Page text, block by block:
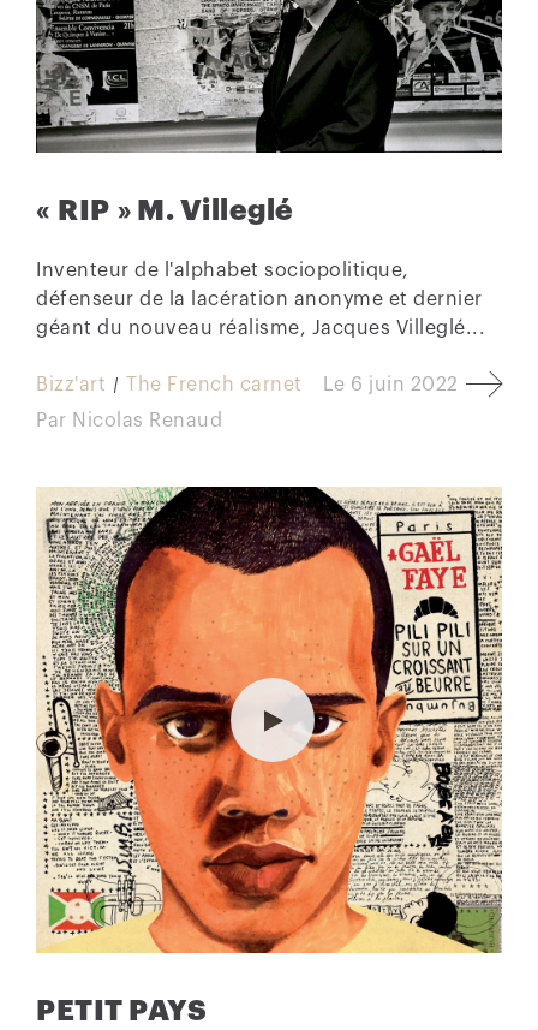
« RIP » M. Villeglé
Inventeur de l'alphabet sociopolitique,
défenseur de la lacération anonyme et dernier
géant du nouveau réalisme, Jacques Villeglé...
Bizz'art The French carnet Le 6 juin 2022
Par Nicolas Renaud
PETIT PAYS